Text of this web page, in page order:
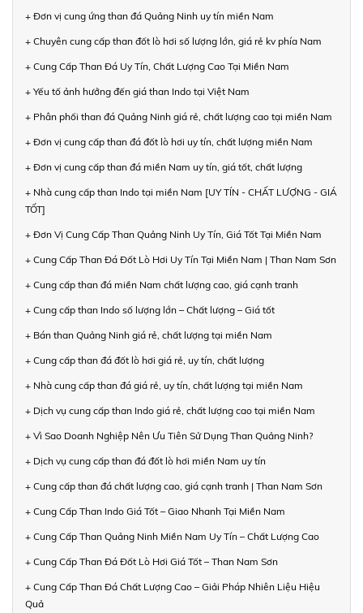
+ Đơn vị cung ứng than đá Quảng Ninh uy tín miền Nam
+ Chuyên cung cấp than đốt lò hơi số lượng lớn, giá rẻ kv phía Nam
+ Cung Cấp Than Đá Uy Tín, Chất Lượng Cao Tại Miền Nam
+ Yếu tố ảnh hưởng đến giá than Indo tại Việt Nam
+ Phân phối than đá Quảng Ninh giá rẻ, chất lượng cao tại miền Nam
+ Đơn vị cung cấp than đá đốt lò hơi uy tín, chất lượng miền Nam
+ Đơn vị cung cấp than đá miền Nam uy tín, giá tốt, chất lượng
+ Nhà cung cấp than Indo tại miền Nam [UY TÍN - CHẤT LƯỢNG - GIÁ
TỐT]
+ Đơn Vị Cung Cấp Than Quảng Ninh Uy Tín, Giá Tốt Tại Miền Nam
+ Cung Cấp Than Đá Đốt Lò Hơi Uy Tín Tại Miền Nam | Than Nam Sơn
+ Cung cấp than đá miền Nam chất lượng cao, giá cạnh tranh
+ Cung cấp than Indo số lượng lớn – Chất lượng – Giá tốt
+ Bán than Quảng Ninh giá rẻ, chất lượng tại miền Nam
+ Cung cấp than đá đốt lò hơi giá rẻ, uy tín, chất lượng
+ Nhà cung cấp than đá giá rẻ, uy tín, chất lượng tại miền Nam
+ Dịch vụ cung cấp than Indo giá rẻ, chất lượng cao tại miền Nam
+ Vì Sao Doanh Nghiệp Nên Ưu Tiên Sử Dụng Than Quảng Ninh?
+ Dịch vụ cung cấp than đá đốt lò hơi miền Nam uy tín
+ Cung cấp than đá chất lượng cao, giá cạnh tranh | Than Nam Sơn
+ Cung Cấp Than Indo Giá Tốt – Giao Nhanh Tại Miền Nam
+ Cung Cấp Than Quảng Ninh Miền Nam Uy Tín – Chất Lượng Cao
+ Cung Cấp Than Đá Đốt Lò Hơi Giá Tốt – Than Nam Sơn
+ Cung Cấp Than Đá Chất Lượng Cao – Giải Pháp Nhiên Liệu Hiệu
Quả